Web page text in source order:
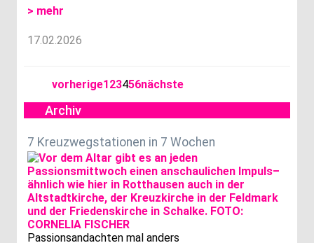
> mehr
17.02.2026
vorherige1 23456nächste
Archiv
7 Kreuzwegstationen in 7 Wochen
Passionsandachten mal anders